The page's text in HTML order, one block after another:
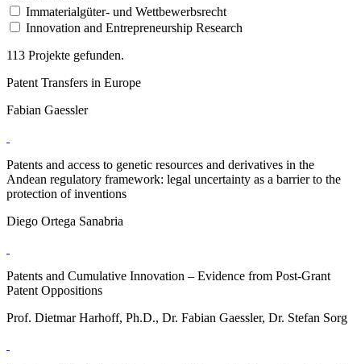
Immaterialgüter- und Wettbewerbsrecht
Innovation and Entrepreneurship Research
113 Projekte gefunden.
Patent Transfers in Europe
Fabian Gaessler
Patents and access to genetic resources and derivatives in the
Andean regulatory framework: legal uncertainty as a barrier to the
protection of inventions
Diego Ortega Sanabria
Patents and Cumulative Innovation – Evidence from Post-Grant
Patent Oppositions
Prof. Dietmar Harhoff, Ph.D., Dr. Fabian Gaessler, Dr. Stefan Sorg